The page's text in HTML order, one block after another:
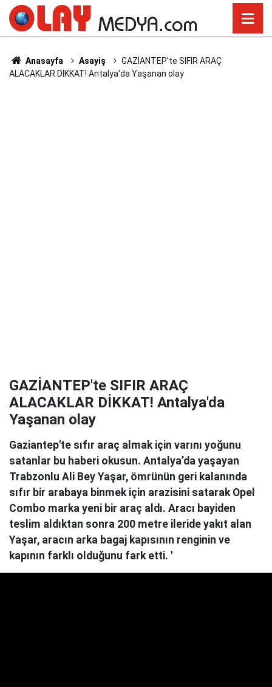
Anasayfa Asayiş
GAZİANTEP'te SIFIR ARAÇ
ALACAKLAR DİKKAT! Antalya'da Yaşanan olay
GAZİANTEP'te SIFIR ARAÇ
ALACAKLAR DİKKAT! Antalya'da
Yaşanan olay
Gaziantep'te sıfır araç almak için varını yoğunu
satanlar bu haberi okusun. Antalya’da yaşayan
Trabzonlu Ali Bey Yaşar, ömrünün geri kalanında
sıfır bir arabaya binmek için arazisini satarak Opel
Combo marka yeni bir araç aldı. Aracı bayiden
teslim aldıktan sonra 200 metre ileride yakıt alan
Yaşar, aracın arka bagaj kapısının renginin ve
kapının farklı olduğunu fark etti. '